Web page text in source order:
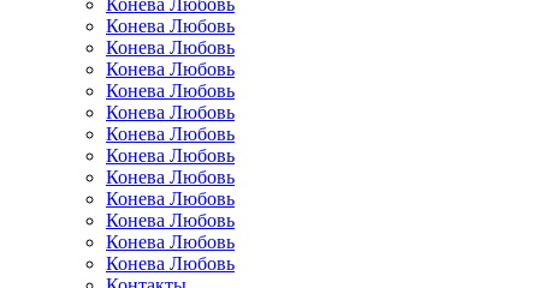
Конева Любовь
Конева Любовь
Конева Любовь
Конева Любовь
Конева Любовь
Конева Любовь
Конева Любовь
Конева Любовь
Конева Любовь
Конева Любовь
Конева Любовь
Конева Любовь